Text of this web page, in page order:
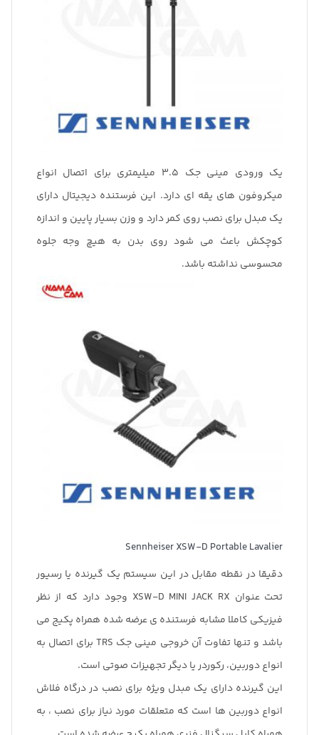
یک ورودی مینی جک ۳.۵ میلیمتری برای اتصال انواع
میکروفون های یقه ای دارد. این فرستنده دیجیتال دارای
یک مبدل برای نصب روی کمر دارد و وزن بسیار پایین و اندازه
کوچکش باعث می شود روی بدن به هیچ وجه جلوه
محسوسی نداشته باشد.
Sennheiser XSW-D Portable Lavalier
دقیقا در نقطه مقابل در این سیستم یک گیرنده یا رسیور
تحت عنوان XSW-D MINI JACK RX وجود دارد که از نظر
فیزیکی کاملا مشابه فرستنده ی عرضه شده همراه پکیج می
باشد و تنها تفاوت آن خروجی مینی جک TRS برای اتصال به
انواع دوربین، رکوردر یا دیگر تجهیزات صوتی است.
این گیرنده دارای یک مبدل ویژه برای نصب در درگاه فلاش
انواع دوربین ها است که متعلقات مورد نیاز برای نصب ، به